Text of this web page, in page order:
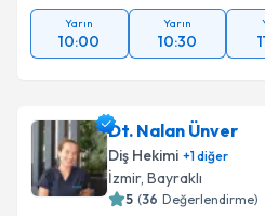
Yarın
10:00
Yarın
10:30
Dt. Nalan Ünver
Diş Hekimi +1diğer
İzmir, Bayraklı
5 (36 Değerlendirme)